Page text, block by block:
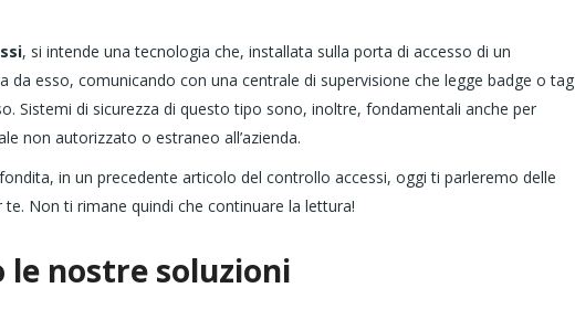
, si intende una tecnologia che, installata sulla porta di accesso di un
da esso, comunicando con una centrale di supervisione che legge badge o tag
Sistemi di sicurezza di questo tipo sono, inoltre, fondamentali anche per
non autorizzato o estraneo all’azienda.
in un precedente articolo del controllo accessi, oggi ti parleremo delle
Non ti rimane quindi che continuare la lettura!
le nostre soluzioni